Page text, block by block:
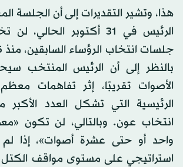
هذا، وتشير التقديرات إلى أن الجلسة
الرئيس في 31 أكتوبر
بالنظر إلى أن الرئيس المنتخب
الأصوات تقريبًا، إثر تفاهمات معظم
الرئيسية التي تشكل العدد الأكبر
انتخاب عون. وبالتالي، لن تكون
واحد أو حتى عشرة أصوات»، إذا لم
استراتيجي على مستوى مواقف الكتل